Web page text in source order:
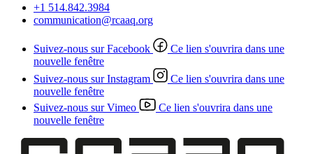
+1 514.842.3984
communication@rcaaq.org
Suivez-nous sur Facebook
Ce lien s'ouvrira dans une
nouvelle fenêtre
Suivez-nous sur Instagram
Ce lien s'ouvrira dans une
nouvelle fenêtre
Suivez-nous sur Vimeo
Ce lien s'ouvrira dans une
nouvelle fenêtre